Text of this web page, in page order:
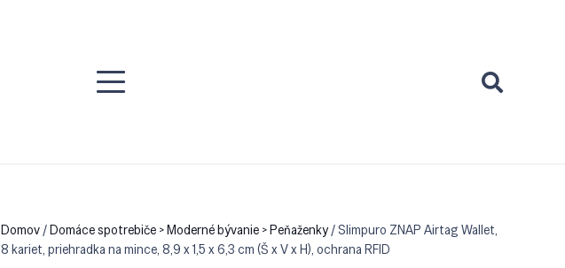
Domov/Domáce spotrebiče > Moderné bývanie > Peňaženky/ Slimpuro ZNAP Airtag Wallet,
8 kariet, priehradka na mince, 8,9 x 1,5 x 6,3 cm (Š x V x H), ochrana RFID